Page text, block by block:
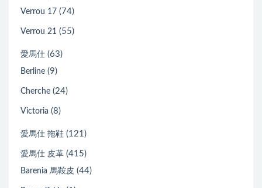
Verrou 17 (74)
Verrou 21 (55)
愛馬仕 (63)
Berline (9)
Cherche (24)
Victoria (8)
愛馬仕 拖鞋 (121)
愛馬仕 皮革 (415)
Barenia 馬鞍皮 (44)